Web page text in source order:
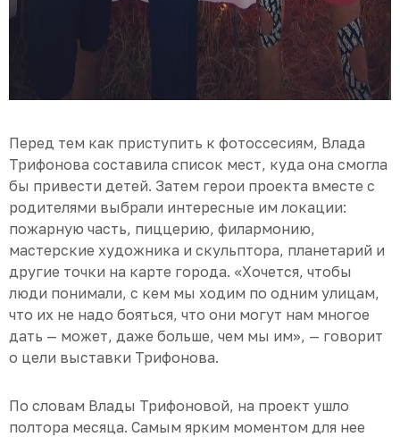
Перед тем как приступить к фотоссесиям, Влада
Трифонова составила список мест, куда она смогла
бы привести детей. Затем герои проекта вместе с
родителями выбрали интересные им локации:
пожарную часть, пиццерию, филармонию,
мастерские художника и скульптора, планетарий и
другие точки на карте города. «Хочется, чтобы
люди понимали, с кем мы ходим по одним улицам,
что их не надо бояться, что они могут нам многое
дать — может, даже больше, чем мы им», — говорит
о цели выставки Трифонова.
По словам Влады Трифоновой, на проект ушло
полтора месяца. Самым ярким моментом для нее